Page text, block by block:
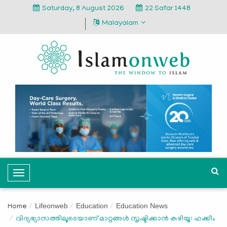
Saturday, 8 August 2026
22 Safar 1448
Malayalam
T
o
g
l
Home Lifeonweb Education Education News
വിദ്യഭ്യാസത്തിലൂടെയാണ് മാറ്റങ്ങള്‍ സൃഷ്ടിക്കാന്‍ കഴിയൂ: ഹക്കീം